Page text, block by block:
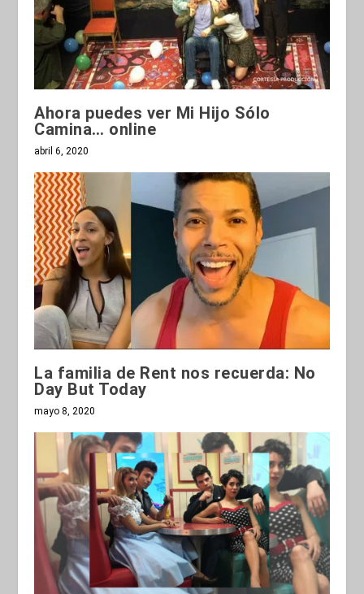
Ahora puedes ver Mi Hijo Sólo
Camina… online
abril 6, 2020
La familia de Rent nos recuerda: No
Day But Today
mayo 8, 2020